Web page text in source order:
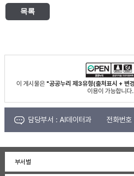
목록
이 게시물은 "공공누리 제3유형(출처표시 + 변
이용이 가능합니다.
담당부서 : AI데이터과 전화번호
부서별